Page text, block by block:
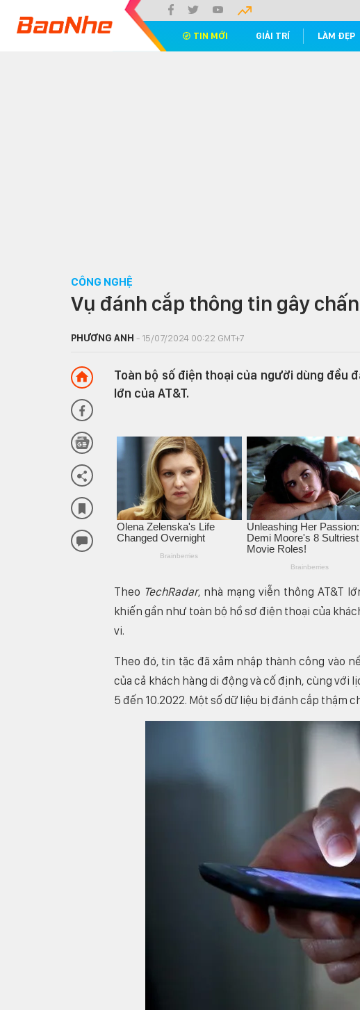
TIN MỚI GIẢI TRÍ LÀM ĐẸP
CÔNG NGHỆ
Vụ đánh cắp thông tin gây
PHƯƠNG ANH - 15/07/2024 00:22 GMT+7
Toàn bộ số điện thoại của người dùng đều
lớn của AT&T.
Theo TechRadar, nhà mạng viễn thông AT&T
khiến gần như toàn bộ hồ sơ điện thoại của
vi.
Theo đó, tin tặc đã xâm nhập thành công vào
của cả khách hàng di động và cố định, cùng
5 đến 10.2022. Một số dữ liệu bị đánh cắp thậm